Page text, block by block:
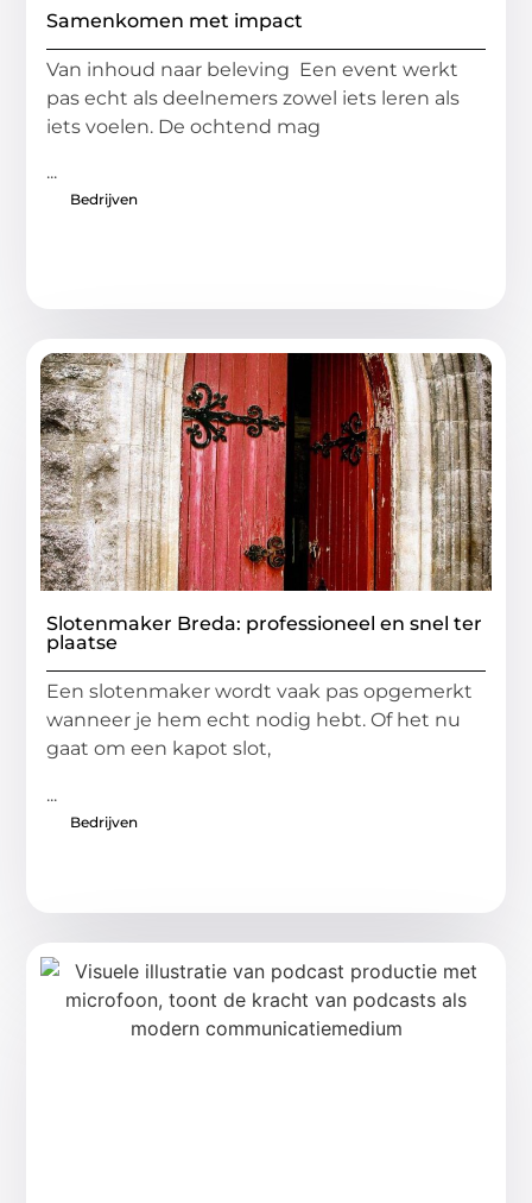
Samenkomen met impact
Van inhoud naar beleving Een event werkt
pas echt als deelnemers zowel iets leren als
iets voelen. De ochtend mag
...
Bedrijven
Slotenmaker Breda: professioneel en snel ter
plaatse
Een slotenmaker wordt vaak pas opgemerkt
wanneer je hem echt nodig hebt. Of het nu
gaat om een kapot slot,
...
Bedrijven